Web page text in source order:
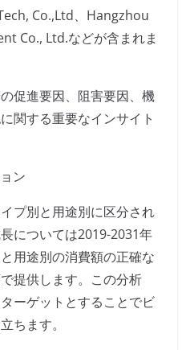
Co.,Ltd、Hangzhou
Co., Ltd.などが含まれま
促進要因、阻害要因、機
関する重要なインサイト
ン
プ別と用途別に区分され
については2019-2031年
用途別の消費額の正確な
提供します。この分析
ーゲットとすることでビ
ちます。